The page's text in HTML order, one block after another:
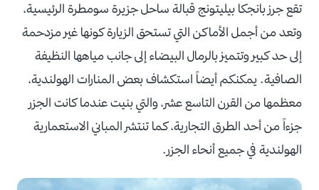
تقع جرز بانجكا بيليتونج قبالة ساحل جزيرة سومطرة الرئيسية،
وتعد من أجمل الأماكن التي تستحق الزيارة كونها غير مزدحمة
إلى حد كبير وتتميز بالرمال البيضاء إلى جانب مياهها النظيفة
الصافية. يمكنكم أيضاً استكشاف بعض المنارات الهولندية،
معظمها من القرن التاسع عشر، والتي بنيت عندما كانت الجزر
جزءاً من أحد الطرق التجارية، كما تنتشر المباني الاستعمارية
الهولندية في جميع أنحاء الجزر.